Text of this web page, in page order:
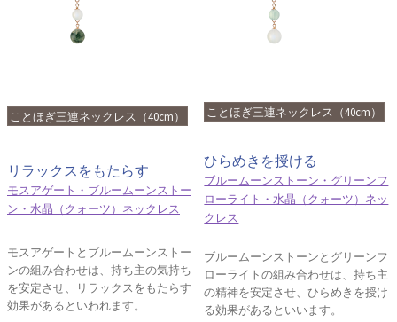
ことほぎ三連ネックレス（40cm）
リラックスをもたらす
モスアゲート・ブルームーンストー
ン・水晶（クォーツ）ネックレス
モスアゲートとブルームーンストー
ンの組み合わせは、持ち主の気持ち
を安定させ、リラックスをもたらす
効果があるといわれます。
ことほぎ三連ネックレス（40cm）
ひらめきを授ける
ブルームーンストーン・グリーンフ
ローライト・水晶（クォーツ）ネッ
クレス
ブルームーンストーンとグリーンフ
ローライトの組み合わせは、持ち主
の精神を安定させ、ひらめきを授け
る効果があるといいます。